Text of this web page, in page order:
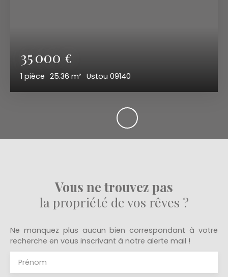
35 000 €
1 pièce 25.36 m² Ustou 09140
Vous ne trouvez pas
la propriété de vos rêves ?
Ne manquez plus aucun bien correspondant à votre
recherche en vous inscrivant à notre alerte mail !
Prénom